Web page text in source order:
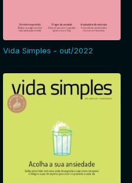
Vida Simples - out/2022